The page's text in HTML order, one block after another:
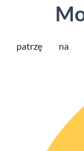
patrzę na